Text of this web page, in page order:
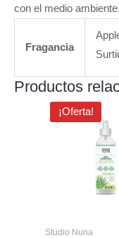
con el medio ambiente.
Fragancia
Productos
¡Oferta!
Studio Nuna
El
precio
original
El
precio
actual
es:
$5.12.